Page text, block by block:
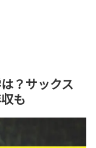
？サックス
も